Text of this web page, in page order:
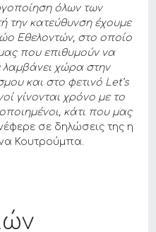
όλων των
την κατεύθυνση έχουμε
Εθελοντών, στο οποίο
που επιθυμούν να
χώρα στην
και στο φετινό Let’s
γίνονται χρόνο με το
κάτι που μας
σε δηλώσεις της η
Κουτρούμπα.